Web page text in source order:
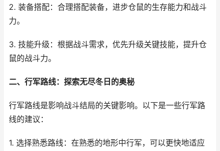
2. 装备搭配：合理搭配装备，进步仓鼠的生存能力和战斗
力。
3. 技能升级：根据战斗需求，优先升级关键技能，提升仓
鼠的战斗力。
二、行军路线：探索无尽冬日的奥秘
行军路线是影响战斗结局的关键影响。以下是一些行军路
线的建议：
1. 选择熟悉路线：在熟悉的地形中行军，可以更快地适应